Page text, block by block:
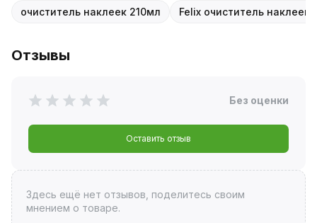
очиститель наклеек 210мл Felix очиститель наклеек
Отзывы
Без оценки
Оставить отзыв
Здесь ещё нет отзывов, поделитесь своим
мнением о товаре.